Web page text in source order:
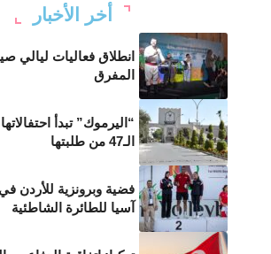
أخر الأخبار
انطلاق فعاليات ليالي
المفرق
“اليرموك” تبدأ
الـ47 من طلبتها
فضية وبرونزية للأردن
آسيا للطائرة الشاطئية